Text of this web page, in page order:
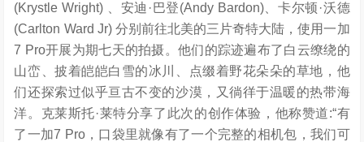
(Krystle Wright) 、安迪·巴登(Andy Bardon)、卡尔顿·沃德
(Carlton Ward Jr) 分别前往北美的三片奇特大陆，使用一加
7 Pro开展为期七天的拍摄。他们的踪迹遍布了白云缭绕的
山峦、披着皑皑白雪的冰川、点缀着野花朵朵的草地，他
们还探索过似乎亘古不变的沙漠，又徜徉于温暖的热带海
洋。克莱斯托·莱特分享了此次的创作体验，他称赞道:“有
了一加7 Pro，口袋里就像有了一个完整的相机包，我们可